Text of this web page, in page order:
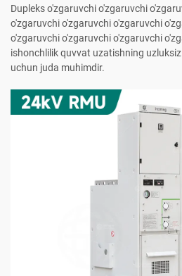
Dupleks o'zgaruvchi o'zgaruvchi
o'zgaruvchi o'zgaruvchi o'zgaruvchi
o'zgaruvchi o'zgaruvchi o'zgaruvchi
ishonchlilik quvvat uzatishning
uchun juda muhimdir.